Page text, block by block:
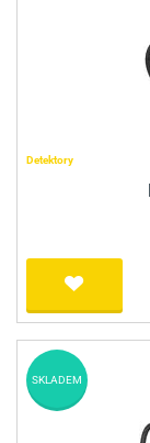
Detektory
SKLADEM